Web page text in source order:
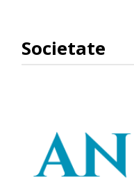
Societate